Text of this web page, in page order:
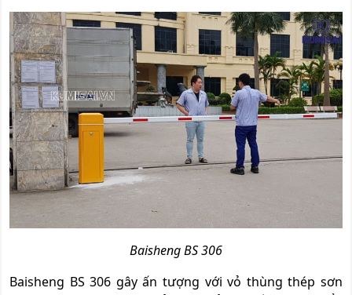
Baisheng BS 306
Baisheng BS 306 gây ấn tượng với vỏ thùng thép sơn